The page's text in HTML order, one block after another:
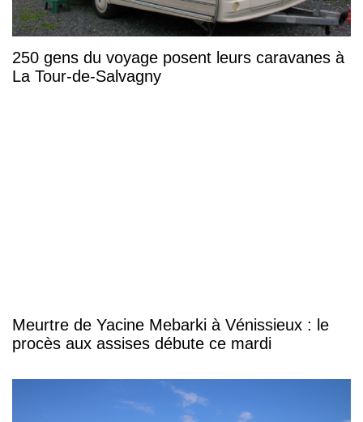
250 gens du voyage posent leurs caravanes à
La Tour-de-Salvagny
Meurtre de Yacine Mebarki à Vénissieux : le
procès aux assises débute ce mardi